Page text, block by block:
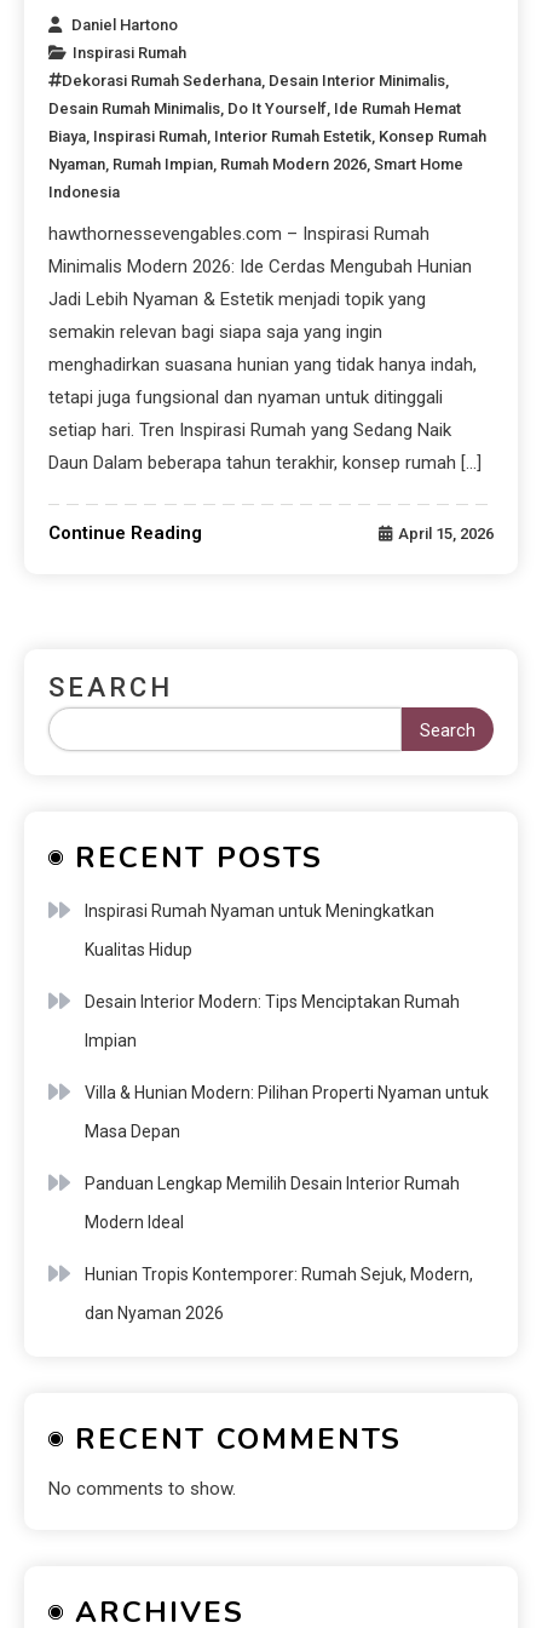
Daniel Hartono
Inspirasi Rumah
Dekorasi Rumah Sederhana, Desain Interior Minimalis,
Desain Rumah Minimalis, Do It Yourself, Ide Rumah Hemat
Biaya, Inspirasi Rumah, Interior Rumah Estetik, Konsep Rumah
Nyaman, Rumah Impian, Rumah Modern 2026,Smart Home
Indonesia
hawthornessevengables.com – Inspirasi Rumah
Minimalis Modern 2026: Ide Cerdas Mengubah Hunian
Jadi Lebih Nyaman & Estetik menjadi topik yang
semakin relevan bagi siapa saja yang ingin
menghadirkan suasana hunian yang tidak hanya indah,
tetapi juga fungsional dan nyaman untuk ditinggali
setiap hari. Tren Inspirasi Rumah yang Sedang Naik
Daun Dalam beberapa tahun terakhir, konsep rumah […]
Continue Reading April 15, 2026
SEARCH
Search
RECENT POSTS
Inspirasi Rumah Nyaman untuk Meningkatkan
Kualitas Hidup
Desain Interior Modern: Tips Menciptakan Rumah
Impian
Villa & Hunian Modern: Pilihan Properti Nyaman untuk
Masa Depan
Panduan Lengkap Memilih Desain Interior Rumah
Modern Ideal
Hunian Tropis Kontemporer: Rumah Sejuk, Modern,
dan Nyaman 2026
RECENT COMMENTS
No comments to show.
ARCHIVES